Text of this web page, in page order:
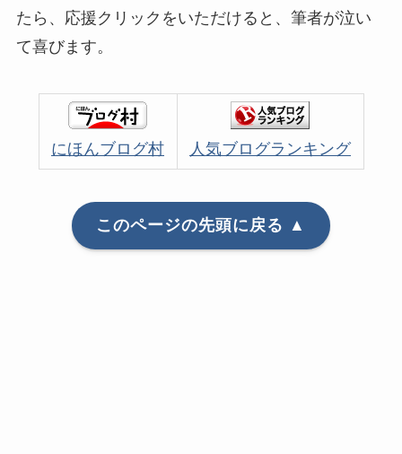
たら、応援クリックをいただけると、筆者が泣い
て喜びます。
にほんブログ村 人気ブログランキング
このページの先頭に戻る ▲